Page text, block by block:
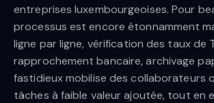
entreprises luxembourgeoises. Pour
processus est encore étonnamment
ligne par ligne, vérification des taux de
rapprochement bancaire, archivage
fastidieux mobilise des collaborateurs
tâches à faible valeur ajoutée, tout en